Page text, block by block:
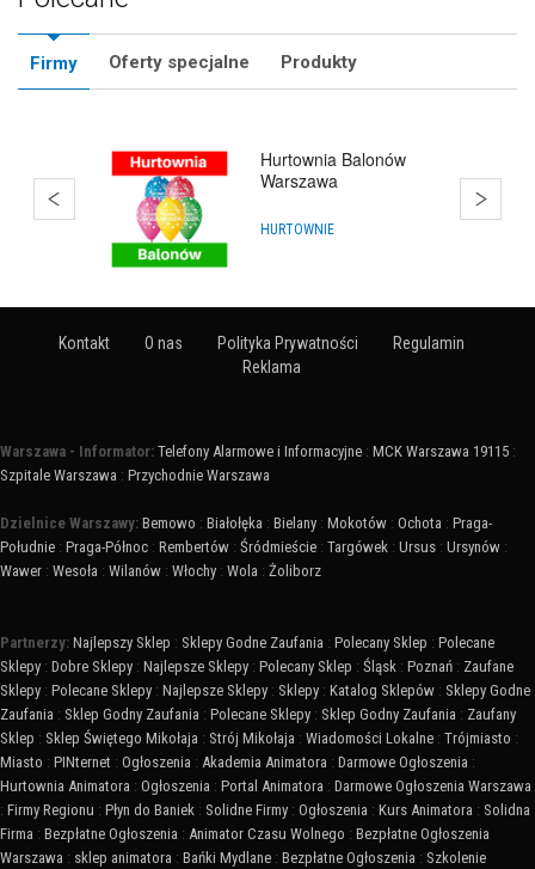
Firmy Oferty specjalne Produkty
Hurtownia Balonów
Warszawa
HURTOWNIE
Kontakt O nas Polityka Prywatności
Regulamin
Reklama
Warszawa - Informator: Telefony Alarmowe i Informacyjne : MCK Warszawa 19115 :
Szpitale Warszawa : Przychodnie Warszawa
Dzielnice Warszawy: Bemowo : Białołęka : Bielany : Mokotów : Ochota : Praga-
Południe : Praga-Północ : Rembertów : Śródmieście : Targówek : Ursus : Ursynów :
Wawer : Wesoła : Wilanów : Włochy : Wola : Żoliborz
Partnerzy: Najlepszy Sklep : Sklepy Godne Zaufania : Polecany Sklep : Polecane
Sklepy : Dobre Sklepy : Najlepsze Sklepy : Polecany Sklep : Śląsk : Poznań : Zaufane
Sklepy : Polecane Sklepy : Najlepsze Sklepy : Sklepy : Katalog Sklepów : Sklepy Godne
Zaufania : Sklep Godny Zaufania : Polecane Sklepy : Sklep Godny Zaufania : Zaufany
Sklep : Sklep Świętego Mikołaja : Strój Mikołaja : Wiadomości Lokalne : Trójmiasto :
Miasto : PINternet : Ogłoszenia : Akademia Animatora : Darmowe Ogłoszenia :
Hurtownia Animatora : Ogłoszenia : Portal Animatora : Darmowe Ogłoszenia Warszawa
: Firmy Regionu : Płyn do Baniek : Solidne Firmy : Ogłoszenia : Kurs Animatora : Solidna
Firma : Bezpłatne Ogłoszenia : Animator Czasu Wolnego : Bezpłatne Ogłoszenia
Warszawa : sklep animatora : Bańki Mydlane : Bezpłatne Ogłoszenia : Szkolenie